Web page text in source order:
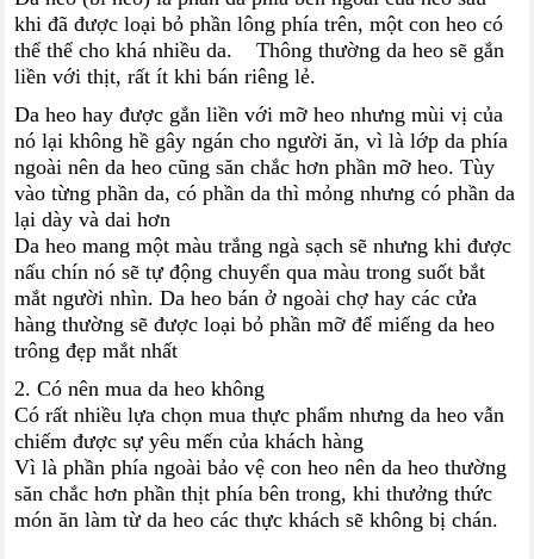
khi đã được loại bỏ phần lông phía trên, một con heo có
thể thể cho khá nhiều da. Thông thường da heo sẽ gắn
liền với thịt, rất ít khi bán riêng lẻ.
Da heo hay được gắn liền với mỡ heo nhưng mùi vị của
nó lại không hề gây ngán cho người ăn, vì là lớp da phía
ngoài nên da heo cũng săn chắc hơn phần mỡ heo. Tùy
vào từng phần da, có phần da thì mỏng nhưng có phần da
lại dày và dai hơn
Da heo mang một màu trắng ngà sạch sẽ nhưng khi được
nấu chín nó sẽ tự động chuyển qua màu trong suốt bắt
mắt người nhìn. Da heo bán ở ngoài chợ hay các cửa
hàng thường sẽ được loại bỏ phần mỡ để miếng da heo
trông đẹp mắt nhất
2. Có nên mua da heo không
Có rất nhiều lựa chọn mua thực phẩm nhưng da heo vẫn
chiếm được sự yêu mến của khách hàng
Vì là phần phía ngoài bảo vệ con heo nên da heo thường
săn chắc hơn phần thịt phía bên trong, khi thưởng thức
món ăn làm từ da heo các thực khách sẽ không bị chán.